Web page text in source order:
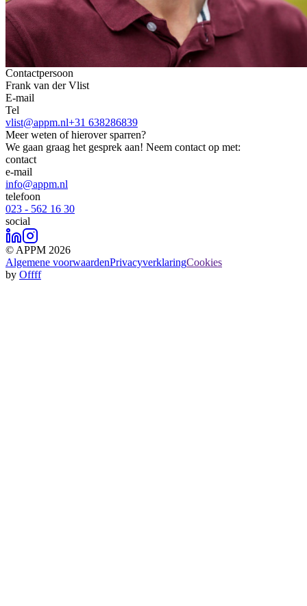
Contactpersoon
Frank van der Vlist
E-mail
Tel
vlist@appm.nl+31 638286839
Meer weten of hierover sparren?
We gaan graag het gesprek aan! Neem contact op met:
contact
e-mail
info@appm.nl
telefoon
023 - 562 16 30
social
© APPM 2026
Algemene voorwaardenPrivacyverklaringCookies
by Offff